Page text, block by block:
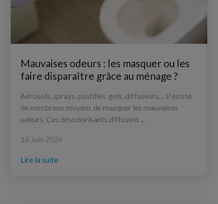
Mauvaises odeurs : les masquer ou les
faire disparaître grâce au ménage ?
Aérosols, sprays, pastilles, gels, diffuseurs… Il existe
de nombreux moyens de masquer les mauvaises
odeurs. Ces désodorisants diffusent ...
16 Juin 2026
Lire la suite